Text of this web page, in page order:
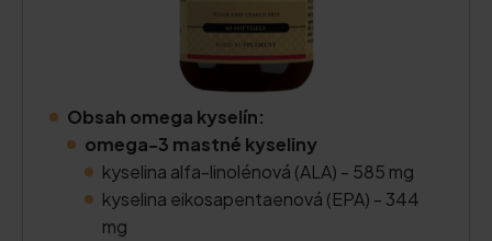
Obsah omega kyselín:
omega-3 mastné kyseliny
kyselina alfa-linolénová (ALA) - 585 mg
kyselina eikosapentaenová (EPA) - 344
mg